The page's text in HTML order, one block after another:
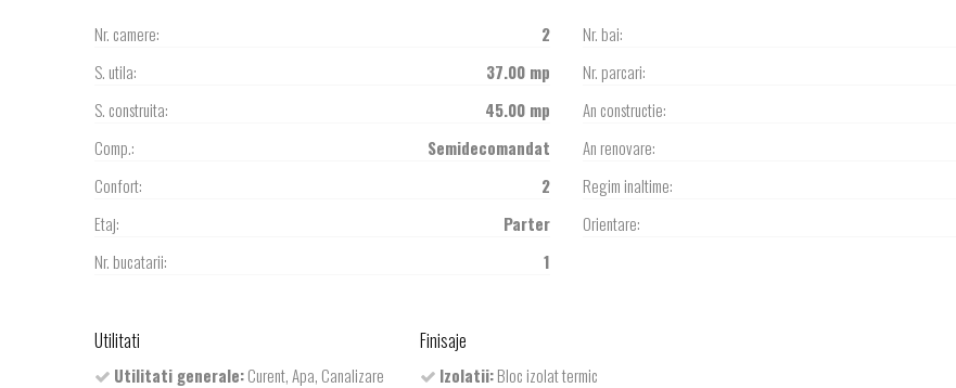
Nr. camere:
2
S. utila:
37.00 mp
S. construita:
45.00 mp
Comp.:
Semidecomandat
Confort:
2
Etaj:
Parter
Nr. bucatarii:
1
Nr. bai:
Nr. parcari:
An constructie:
An renovare:
Regim inaltime:
Orientare:
Utilitati
Utilitati generale:Curent, Apa, Canalizare
Finisaje
Izolatii:Bloc izolat termic